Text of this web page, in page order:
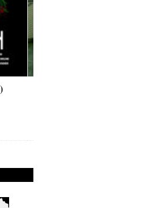
New Noise #80 (Quicksand)